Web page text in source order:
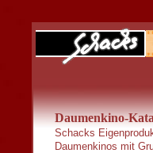
Daumenkino-
Schacks
Daumenkinos mit